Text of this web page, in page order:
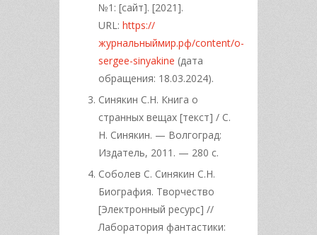
№1: [сайт]. [2021].
URL: https://
журнальныймир.рф/content/o-
sergee-sinyakine (дата
обращения: 18.03.2024).
Синякин С.Н. Книга о
странных вещах [текст] / С.
Н. Синякин. — Волгоград:
Издатель, 2011. — 280 с.
Соболев С. Синякин С.Н.
Биография. Творчество
[Электронный ресурс] //
Лаборатория фантастики: